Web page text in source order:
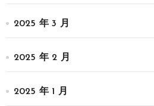
2025 年 3 月
2025 年 2 月
2025 年 1 月